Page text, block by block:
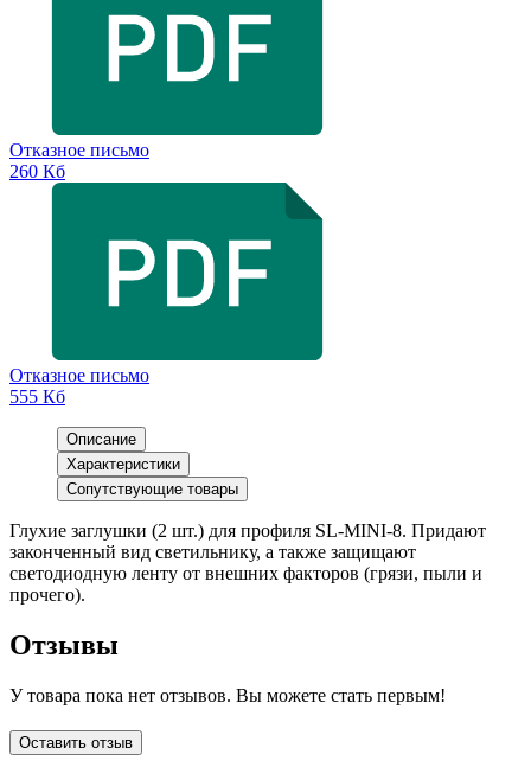
Отказное письмо
260 Кб
Отказное письмо
555 Кб
Описание
Характеристики
Сопутствующие товары
Глухие заглушки (2 шт.) для профиля SL-MINI-8. Придают
законченный вид светильнику, а также защищают
светодиодную ленту от внешних факторов (грязи, пыли и
прочего).
Отзывы
У товара пока нет отзывов. Вы можете стать первым!
Оставить отзыв